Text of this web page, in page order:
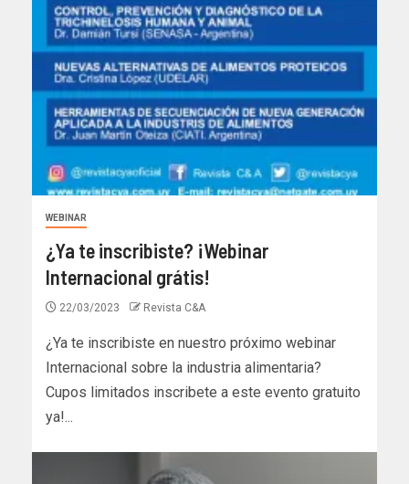
WEBINAR
¿Ya te inscribiste? ¡Webinar
Internacional grátis!
22/03/2023 Revista C&A
¿Ya te inscribiste en nuestro próximo webinar
Internacional sobre la industria alimentaria?
Cupos limitados inscribete a este evento gratuito
ya!...